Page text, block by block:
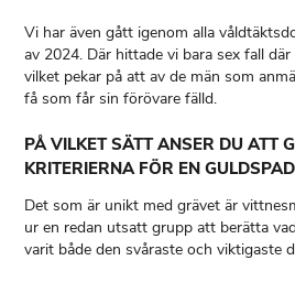
Vi har även gått igenom alla
av 2024. Där hittade vi bara sex fall
vilket pekar på att av de män som
få som får sin förövare fälld.
PÅ VILKET SÄTT ANSER DU ATT
KRITERIERNA FÖR EN
Det som är unikt med grävet är
ur en redan utsatt grupp att berätta
varit både den svåraste och viktigaste